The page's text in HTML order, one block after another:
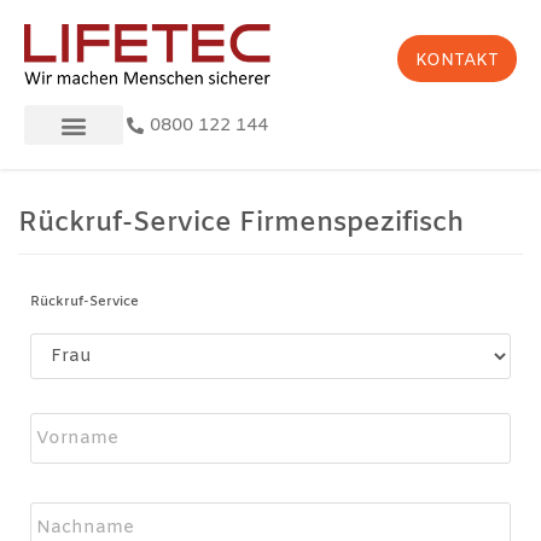
Zum
Inhalt
springen
KONTAKT
0800 122 144
Rückruf-Service Firmenspezifisch
Rückruf-Service
Name *